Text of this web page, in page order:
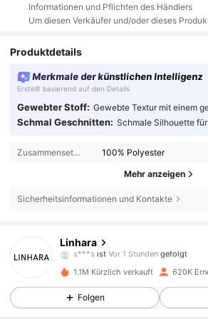
Informationen und Pflichten des Händlers
Um diesen Verkäufer und/oder dieses
Produktdetails
Merkmale der künstlichen Intelligenz
Erstellt basierend auf den Details
Gewebter Stoff: Gewebte Textur mit einem
Schmal Geschnitten: Schmale Silhouette
Zusammensetzung: 100% Polyester
Mehr anzeigen
Sicherheitsinformationen und Kontakte
Linhara
s***sist
4***1 ist am Durchsuchen
4,79
157K Follower
1.1M Kürzlich verkauft 620K
Folgen